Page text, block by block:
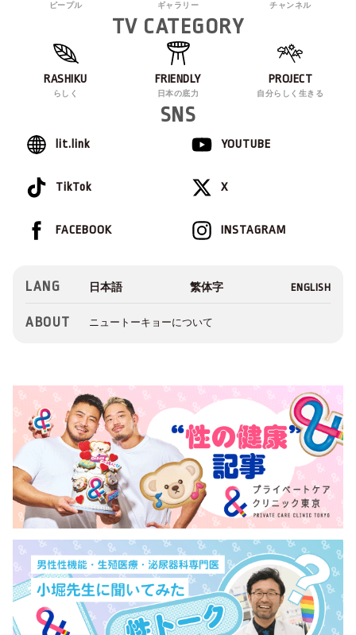
ピープル ギャラリー チャンネル
TV CATEGORY
RASHIKU
らしく
FRIENDLY
日本の底力
PROJECT
自分らしく生きる
SNS
lit.link YOUTUBE
TikTok X
INSTAGRAM
FACEBOOK
LANG
ABOUT ニュートーキョーについて